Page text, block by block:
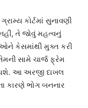
કોર્ટમાં સુનાવણી
તે જોવું મહત્વનું
કેસમાંથી મુક્ત કરી
સામે ચાર્જ ફ્રેમ
આ અરજી દાખલ
કારણે ભોગ બનનાર